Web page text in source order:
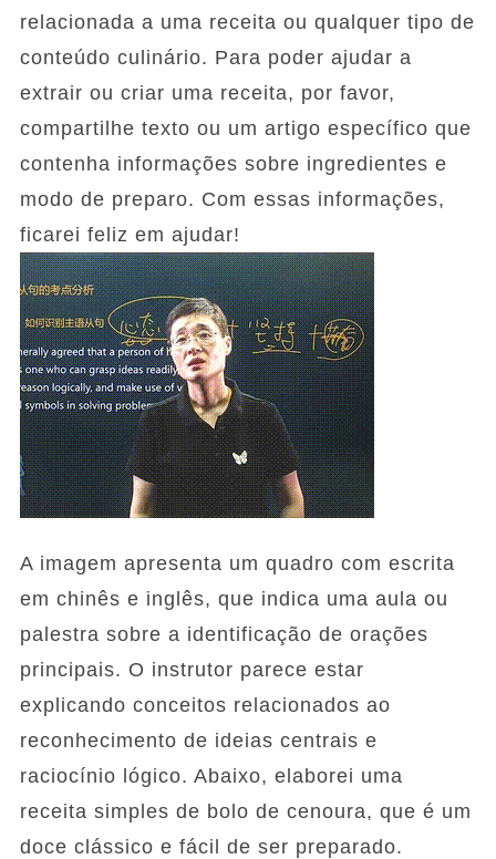
relacionada a uma receita ou qualquer tipo de
conteúdo culinário. Para poder ajudar a
extrair ou criar uma receita, por favor,
compartilhe texto ou um artigo específico que
contenha informações sobre ingredientes e
modo de preparo. Com essas informações,
ficarei feliz em ajudar!
A imagem apresenta um quadro com escrita
em chinês e inglês, que indica uma aula ou
palestra sobre a identificação de orações
principais. O instrutor parece estar
explicando conceitos relacionados ao
reconhecimento de ideias centrais e
raciocínio lógico. Abaixo, elaborei uma
receita simples de bolo de cenoura, que é um
doce clássico e fácil de ser preparado.